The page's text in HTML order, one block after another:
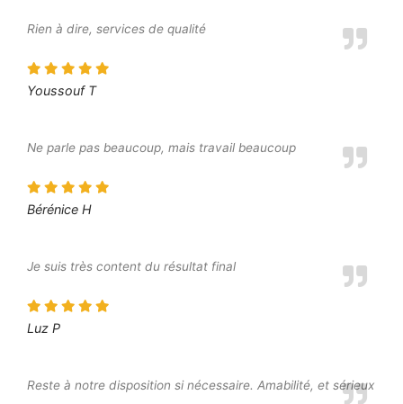
Rien à dire, services de qualité
Youssouf T
Ne parle pas beaucoup, mais travail beaucoup
Bérénice H
Je suis très content du résultat final
Luz P
Reste à notre disposition si nécessaire. Amabilité, et sérieux